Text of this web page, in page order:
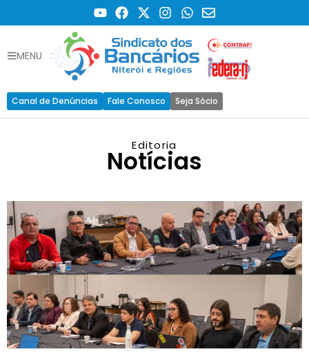
MENU
Canal de Denúncias Fale Conosco Seja Sócio
Editoria
Notícias